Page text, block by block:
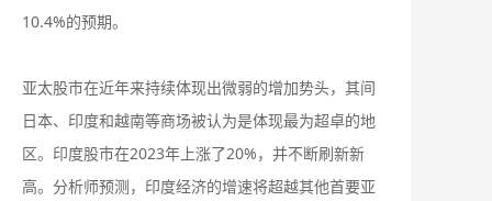
10.4%的预期。
亚太股市在近年来持续体现出微弱的增加势头，其间
日本、印度和越南等商场被认为是体现最为超卓的地
区。印度股市在2023年上涨了20%，并不断刷新新
高。分析师预测，印度经济的增速将超越其他首要亚